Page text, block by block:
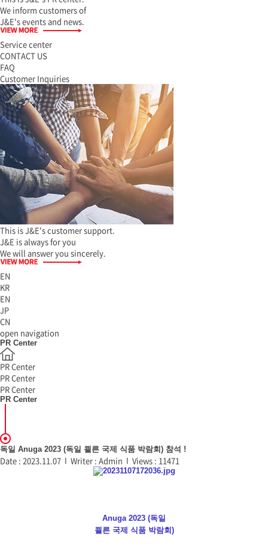
We inform customers of
J&E's events and news.
Service center
CONTACT US
FAQ
Customer Inquiries
This is J&E's customer support.
J&E is always for you
We will answer you sincerely.
EN
KR
EN
JP
CN
open navigation
PR Center
PR Center
PR Center
PR Center
PR Center
독일 Anuga 2023 (독일 쾰른 국제 식품 박람회) 참석 !
Date : 2023.11.07 Ι Writer : Admin Ι Views : 11471
Anuga 2023 (독일
쾰른 국제 식품 박람회 )